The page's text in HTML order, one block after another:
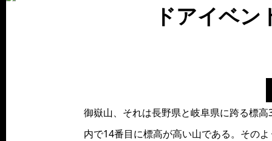
ドアイベン
御嶽山、それは長野県と岐阜県に跨る標
内で14番目に標高が高い山である。その